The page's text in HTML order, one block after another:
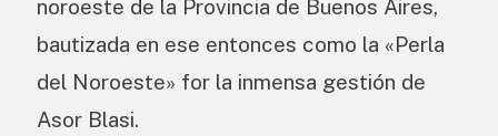
noroeste de la Provincia de Buenos Aires,
bautizada en ese entonces como la «Perla
del Noroeste» for la inmensa gestión de
Asor Blasi.